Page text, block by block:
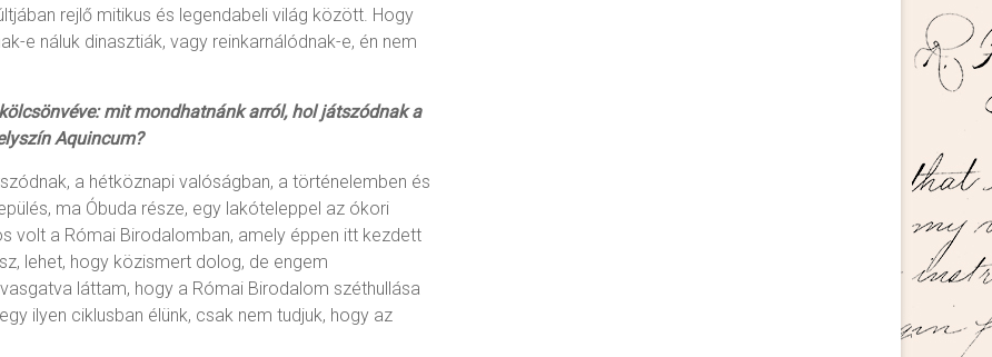
rejlő mitikus és legendabeli világ között. Hogy
e náluk dinasztiák, vagy reinkarnálódnak-e, én nem
mit mondhatnánk arról, hol játszódnak a
Aquincum?
a hétköznapi valóságban, a történelemben és
ma Óbuda része, egy lakóteleppel az ókori
volt a Római Birodalomban, amely éppen itt kezdett
lehet, hogy közismert dolog, de engem
láttam, hogy a Római Birodalom széthullása
ilyen ciklusban élünk, csak nem tudjuk, hogy az